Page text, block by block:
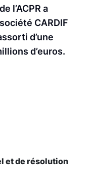
l’ACPR a
CARDIF
d’une
d’euros.
et de résolution